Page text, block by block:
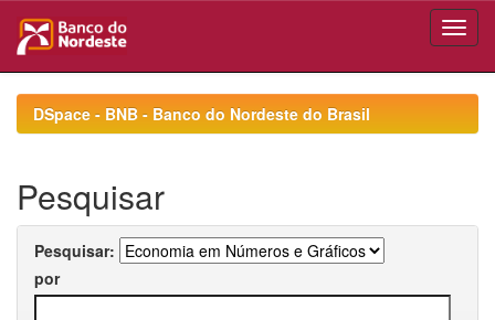
navigationDSpace - BNB - Banco do Nordeste do Brasil
Pesquisar
Pesquisar:
por